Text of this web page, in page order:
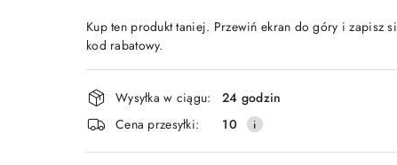
Kup ten produkt taniej. Przewiń ekran do góry i zapisz
kod rabatowy.
Dostępność
i
dostawa
Wysyłka w ciągu:
24 godzin
Cena przesyłki:
10